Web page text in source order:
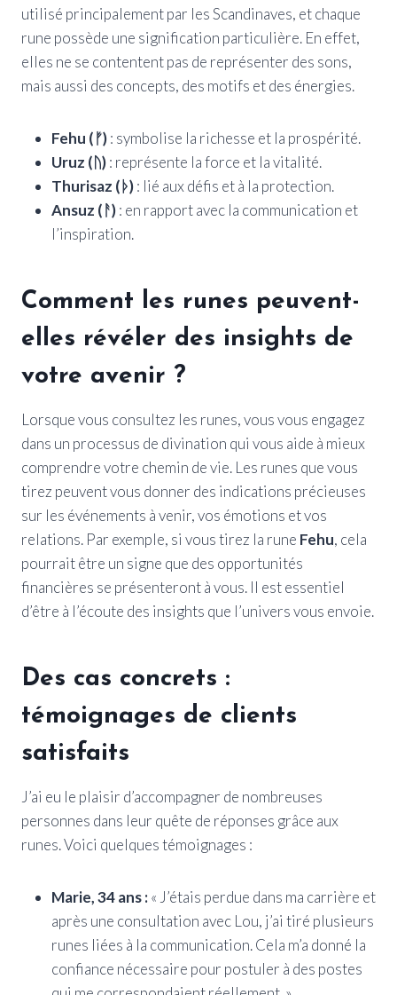
utilisé principalement par les Scandinaves, et chaque
rune possède une signification particulière. En effet,
elles ne se contentent pas de représenter des sons,
mais aussi des concepts, des motifs et des énergies.
Fehu (ᚠ): symbolise la richesse et la prospérité.
Uruz (ᚢ): représente la force et la vitalité.
Thurisaz (ᚦ): lié aux défis et à la protection.
Ansuz (ᚨ): en rapport avec la communication et
l’inspiration.
Comment les runes peuvent-
elles révéler des insights de
votre avenir ?
Lorsque vous consultez les runes, vous vous engagez
dans un processus de divination qui vous aide à mieux
comprendre votre chemin de vie. Les runes que vous
tirez peuvent vous donner des indications précieuses
sur les événements à venir, vos émotions et vos
relations. Par exemple, si vous tirez la rune Fehu, cela
pourrait être un signe que des opportunités
financières se présenteront à vous. Il est essentiel
d’être à l’écoute des insights que l’univers vous envoie.
Des cas concrets :
témoignages de clients
satisfaits
J’ai eu le plaisir d’accompagner de nombreuses
personnes dans leur quête de réponses grâce aux
runes. Voici quelques témoignages :
Marie, 34 ans :« J’étais perdue dans ma carrière et
après une consultation avec Lou, j’ai tiré plusieurs
runes liées à la communication. Cela m’a donné la
confiance nécessaire pour postuler à des postes